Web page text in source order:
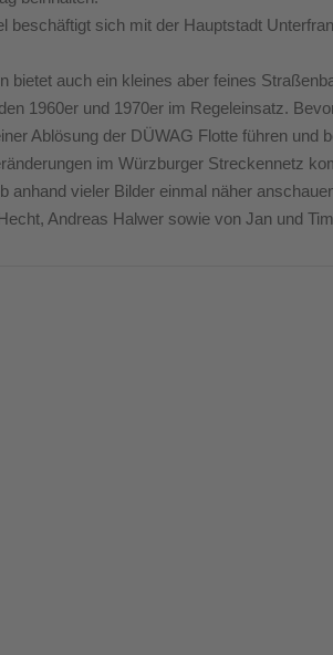
beschäftigt sich mit der Hauptstadt
auch ein kleines aber feines
1960er und 1970er im Regeleinsatz.
Ablösung der DÜWAG Flotte führen und
im Würzburger Streckennetz
anhand vieler Bilder einmal näher
Andreas Halwer sowie von Jan und